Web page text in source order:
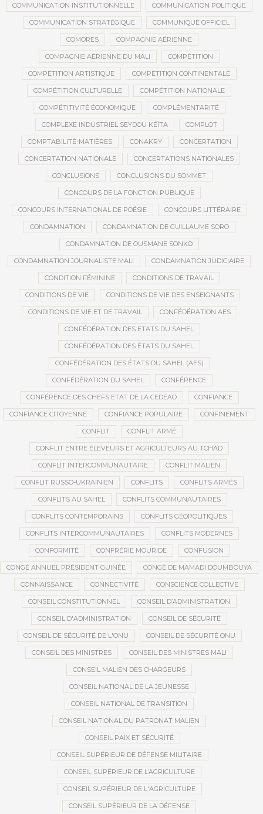
COMMUNICATION INSTITUTIONNELLE COMMUNICATION POLITIQUE
COMMUNICATION STRATÉGIQUE COMMUNIQUÉ OFFICIEL
COMORES COMPAGNIE AÉRIENNE
COMPAGNIE AÉRIENNE DU MALI COMPÉTITION
COMPÉTITION ARTISTIQUE COMPÉTITION CONTINENTALE
COMPÉTITION CULTURELLE COMPÉTITION NATIONALE
COMPÉTITIVITÉ ÉCONOMIQUE COMPLÉMENTARITÉ
COMPLEXE INDUSTRIEL SEYDOU KÉÏTA COMPLOT
COMPTABILITÉ-MATIÈRES CONAKRY CONCERTATION
CONCERTATION NATIONALE CONCERTATIONS NATIONALES
CONCLUSIONS CONCLUSIONS DU SOMMET
CONCOURS DE LA FONCTION PUBLIQUE
CONCOURS INTERNATIONAL DE POÉSIE CONCOURS LITTÉRAIRE
CONDAMNATION CONDAMNATION DE GUILLAUME SORO
CONDAMNATION DE OUSMANE SONKO
CONDAMNATION JOURNALISTE MALI CONDAMNATION JUDICIAIRE
CONDITION FÉMININE CONDITIONS DE TRAVAIL
CONDITIONS DE VIE CONDITIONS DE VIE DES ENSEIGNANTS
CONDITIONS DE VIE ET DE TRAVAIL CONFÉDÉRATION AES
CONFÉDÉRATION DES ETATS DU SAHEL
CONFÉDÉRATION DES ÉTATS DU SAHEL
CONFÉDÉRATION DES ÉTATS DU SAHEL (AES)
CONFÉDÉRATION DU SAHEL CONFÉRENCE
CONFÉRENCE DES CHEFS ETAT DE LA CEDEAO CONFIANCE
CONFIANCE CITOYENNE CONFIANCE POPULAIRE CONFINEMENT
CONFLIT CONFLIT ARMÉ
CONFLIT ENTRE ÉLEVEURS ET AGRICULTEURS AU TCHAD
CONFLIT INTERCOMMUNAUTAIRE CONFLIT MALIEN
CONFLIT RUSSO-UKRAINIEN CONFLITS CONFLITS ARMÉS
CONFLITS AU SAHEL CONFLITS COMMUNAUTAIRES
CONFLITS CONTEMPORAINS CONFLITS GÉOPOLITIQUES
CONFLITS INTERCOMMUNAUTAIRES CONFLITS MODERNES
CONFORMITÉ CONFRÉRIE MOURIDE CONFUSION
CONGÉ ANNUEL PRÉSIDENT GUINÉE CONGÉ DE MAMADI DOUMBOUYA
CONNAISSANCE CONNECTIVITÉ CONSCIENCE COLLECTIVE
CONSEIL CONSTITUTIONNEL CONSEIL D’ADMINISTRATION
CONSEIL D'ADMINISTRATION CONSEIL DE SÉCURITÉ
CONSEIL DE SÉCURITÉ DE L'ONU CONSEIL DE SÉCURITÉ ONU
CONSEIL DES MINISTRES CONSEIL DES MINISTRES MALI
CONSEIL MALIEN DES CHARGEURS
CONSEIL NATIONAL DE LA JEUNESSE
CONSEIL NATIONAL DE TRANSITION
CONSEIL NATIONAL DU PATRONAT MALIEN
CONSEIL PAIX ET SÉCURITÉ
CONSEIL SUPÉRIEUR DE DÉFENSE MILITAIRE
CONSEIL SUPÉRIEUR DE L’AGRICULTURE
CONSEIL SUPÉRIEUR DE L'AGRICULTURE
CONSEIL SUPÉRIEUR DE LA DÉFENSE